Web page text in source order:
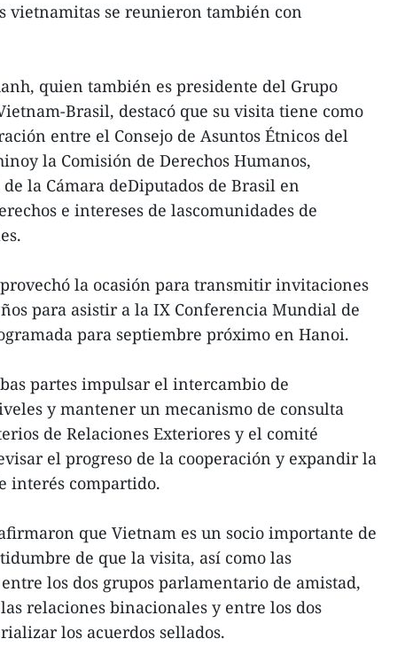
vietnamitas se reunieron también con
quien también es presidente del Grupo
Brasil, destacó que su visita tiene como
entre el Consejo de Asuntos Étnicos del
la Comisión de Derechos Humanos,
la Cámara deDiputados de Brasil en
e intereses de lascomunidades de
la ocasión para transmitir invitaciones
para asistir a la IX Conferencia Mundial de
para septiembre próximo en Hanoi.
partes impulsar el intercambio de
y mantener un mecanismo de consulta
de Relaciones Exteriores y el comité
el progreso de la cooperación y expandir la
interés compartido.
que Vietnam es un socio importante de
de que la visita, así como las
los dos grupos parlamentario de amistad,
relaciones binacionales y entre los dos
los acuerdos sellados.